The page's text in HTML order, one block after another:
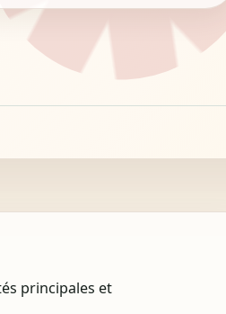
principales et